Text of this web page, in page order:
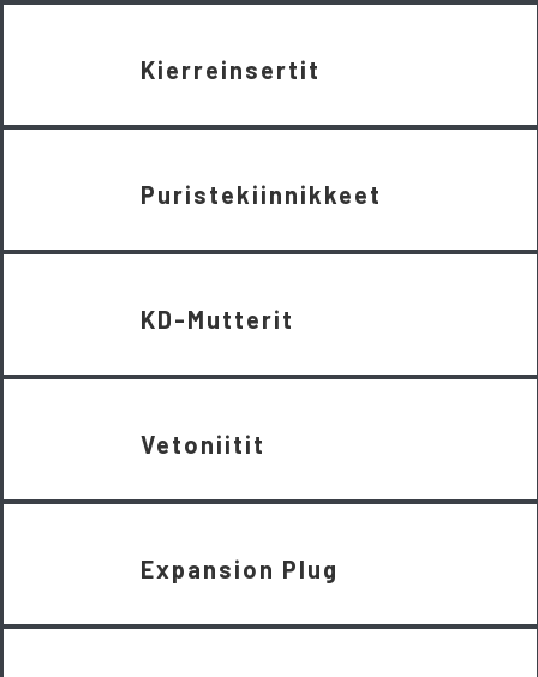
Kierreinsertit
Puristekiinnikkeet
KD-Mutterit
Vetoniitit
Expansion Plug